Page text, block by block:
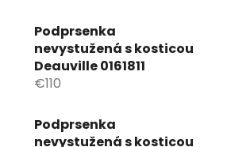
Podprsenka
nevystužená s kosticou
Deauville 0161811
€110
Podprsenka
nevystužená s kosticou